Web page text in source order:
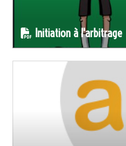
Initiation à l'arbitrage